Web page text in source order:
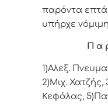
παρόντα επτά
υπήρχε
Π α
1)Αλεξ.
2)Μιχ. Χατζής,
Κεφάλας, 5)